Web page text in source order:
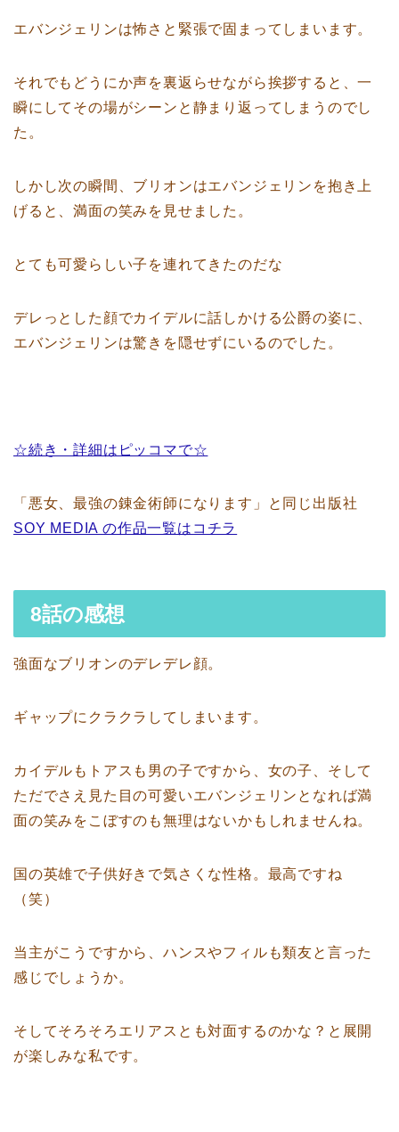
エバンジェリンは怖さと緊張で固まってしまいます。
それでもどうにか声を裏返らせながら挨拶すると、一
瞬にしてその場がシーンと静まり返ってしまうのでし
た。
しかし次の瞬間、ブリオンはエバンジェリンを抱き上
げると、満面の笑みを見せました。
とても可愛らしい子を連れてきたのだな
デレっとした顔でカイデルに話しかける公爵の姿に、
エバンジェリンは驚きを隠せずにいるのでした。
☆続き・詳細はピッコマで☆
「悪女、最強の錬金術師になります」と同じ出版社
SOY MEDIA の作品一覧はコチラ
8話の感想
強面なブリオンのデレデレ顔。
ギャップにクラクラしてしまいます。
カイデルもトアスも男の子ですから、女の子、そして
ただでさえ見た目の可愛いエバンジェリンとなれば満
面の笑みをこぼすのも無理はないかもしれませんね。
国の英雄で子供好きで気さくな性格。最高ですね
（笑）
当主がこうですから、ハンスやフィルも類友と言った
感じでしょうか。
そしてそろそろエリアスとも対面するのかな？と展開
が楽しみな私です。